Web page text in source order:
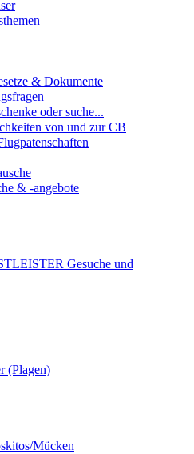
& Dokumente
oder suche...
von und zur CB
& -angebote
Gesuche und
(Plagen)
Mücken